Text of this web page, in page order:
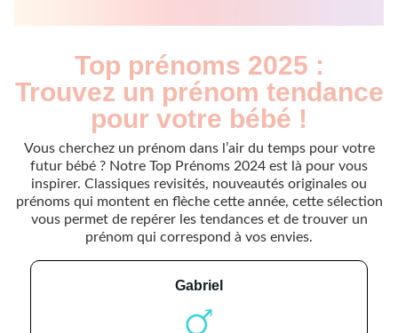
Top prénoms 2025 :
Trouvez un prénom tendance
pour votre bébé !
Vous cherchez un prénom dans l’air du temps pour votre
futur bébé ? Notre Top Prénoms 2024 est là pour vous
inspirer. Classiques revisités, nouveautés originales ou
prénoms qui montent en flèche cette année, cette sélection
vous permet de repérer les tendances et de trouver un
prénom qui correspond à vos envies.
gabriel